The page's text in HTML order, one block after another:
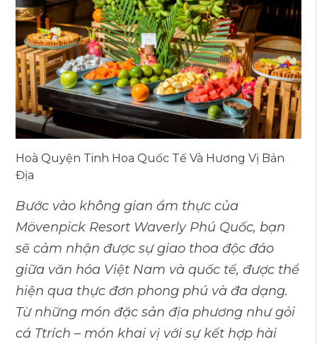
Hoà Quyện Tinh Hoa Quốc Tế Và Hương Vị Bản
Địa
Bước vào không gian ẩm thực của
Mövenpick Resort Waverly Phú Quốc, bạn
sẽ cảm nhận được sự giao thoa độc đáo
giữa văn hóa Việt Nam và quốc tế, được thể
hiện qua thực đơn phong phú và đa dạng.
Từ những món đặc sản địa phương như gỏi
cá Ttrích – món khai vị với sự kết hợp hài